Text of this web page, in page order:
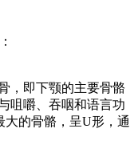
，即下颚的主要骨骼
咀嚼、吞咽和语言功
大的骨骼，呈U形，通